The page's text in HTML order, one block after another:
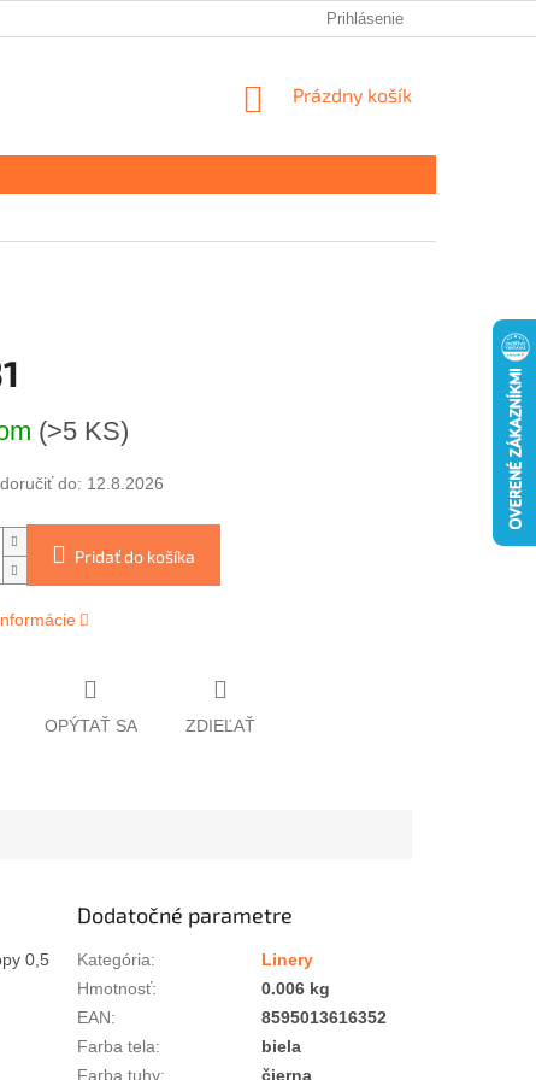
Prihlásenie
NÁKUPNÝ
Prázdny košík
(>5 KS)
do: 12.8.2026
Pridať do košíka
OPÝTAŤ SA ZDIEĽAŤ
0,5
Dodatočné parametre
Kategória:
Linery
Hmotnosť:
0.006 kg
EAN:
8595013616352
Farba tela:
biela
Farba tuhy: čierna